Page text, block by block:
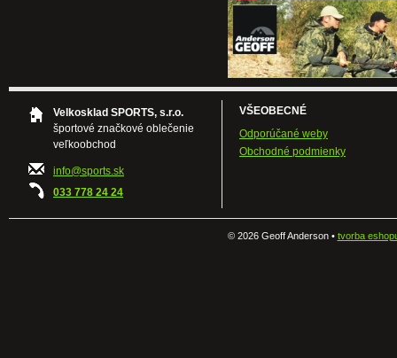
Velkosklad SPORTS, s.r.o.
športové značkové oblečenie
veľkoobchod
info@sports.sk
033 778 24 24
VŠEOBECNÉ
Odporúčané weby
Obchodné podmienky
©2026 Geoff Anderson • tvorba